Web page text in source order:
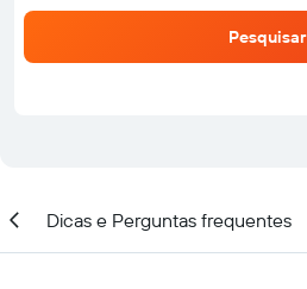
Pesquisar
Dicas e Perguntas frequentes